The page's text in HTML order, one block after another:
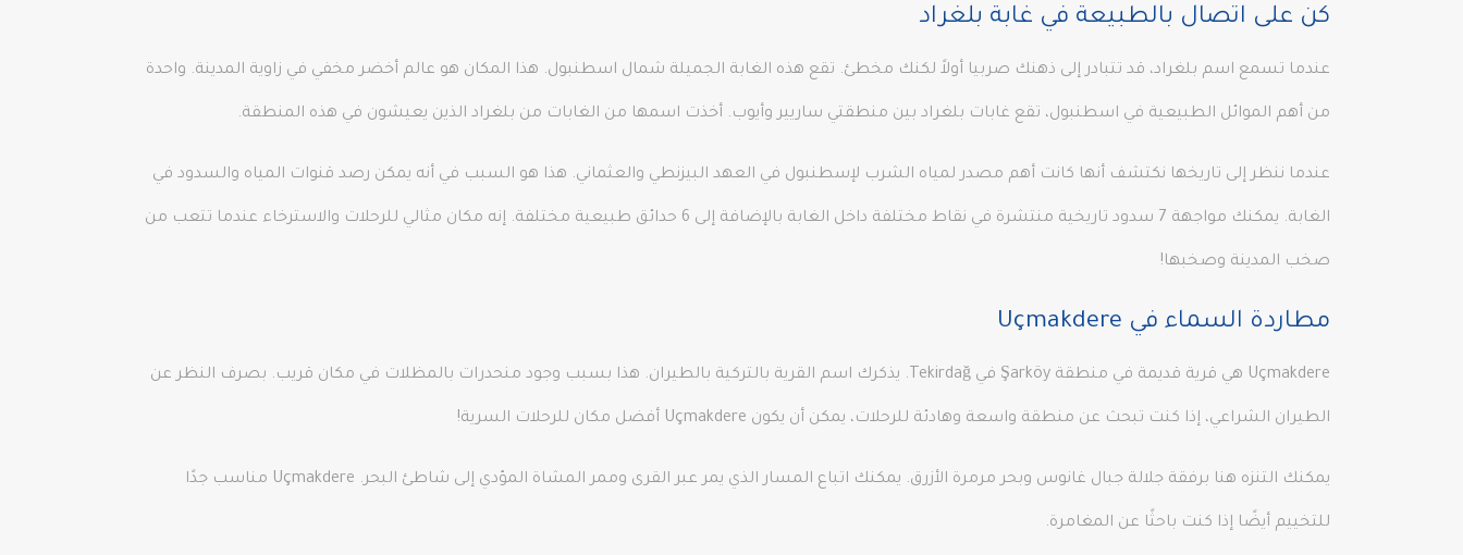
كن على اتصال بالطبيعة في غابة بلغراد
عندما تسمع اسم بلغراد، قد تتبادر إلى ذهنك صربيا أولاً لكنك مخطئ. تقع هذه الغابة الجميلة شمال اسطنبول. هذا المكان هو عالم أخضر مخفي في زاوية المدينة. واحدة
من أهم الموائل الطبيعية في اسطنبول، تقع غابات بلغراد بين منطقتي ساريير وأيوب. أخذت اسمها من الغابات من بلغراد الذين يعيشون في هذه المنطقة.
عندما ننظر إلى تاريخها نكتشف أنها كانت أهم مصدر لمياه الشرب لإسطنبول في العهد البيزنطي والعثماني. هذا هو السبب في أنه يمكن رصد قنوات المياه والسدود في
الغابة. يمكنك مواجهة 7 سدود تاريخية منتشرة في نقاط مختلفة داخل الغابة بالإضافة إلى 6 حدائق طبيعية مختلفة. إنه مكان مثالي للرحلات والاسترخاء عندما تتعب من
صخب المدينة وصخبها!
مطاردة السماء في Uçmakdere
Uçmakdere هي قرية قديمة في منطقة Şarköy في Tekirdağ. يذكرك اسم القرية بالتركية بالطيران. هذا بسبب وجود منحدرات بالمظلات في مكان قريب. بصرف النظر عن
الطيران الشراعي، إذا كنت تبحث عن منطقة واسعة وهادئة للرحلات، يمكن أن يكون Uçmakdere أفضل مكان للرحلات السرية!
يمكنك التنزه هنا برفقة جلالة جبال غانوس وبحر مرمرة الأزرق. يمكنك اتباع المسار الذي يمر عبر القرى وممر المشاة المؤدي إلى شاطئ البحر. Uçmakdere مناسب جدًا
للتخييم أيضًا إذا كنت باحثًا عن المغامرة.